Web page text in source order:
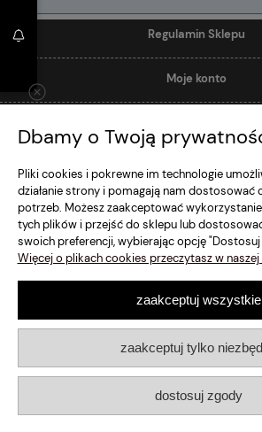
Regulamin Sklepu
Moje konto
Szybki Kontakt
pokaż pełną wersję
Sklep internetowy
Dbamy o Twoją
Pliki cookies i pokrewne im technologie
działanie strony i pomagają nam dostosować
potrzeb. Możesz zaakceptować
tych plików i przejść do sklepu lub
swoich preferencji, wybierając opcję "Dostosuj
Więcej o plikach cookies przeczytasz w
zaakceptuj tylko
dostosuj zgody
zaakceptuj wszystkie